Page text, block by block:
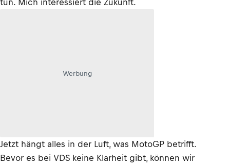
tun. Mich interessiert die Zukunft.
Werbung
Jetzt hängt alles in der Luft, was MotoGP betrifft.
Bevor es bei VDS keine Klarheit gibt, können wir